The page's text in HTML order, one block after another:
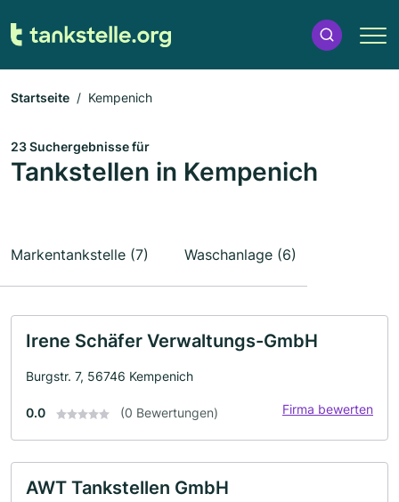
Startseite Kempenich
23 Suchergebnisse für
Tankstellen in Kempenich
Markentankstelle (7) Waschanlage (6)
Irene Schäfer Verwaltungs-GmbH
Burgstr. 7, 56746 Kempenich
0.0 (0 Bewertungen) Firma bewerten
AWT Tankstellen GmbH